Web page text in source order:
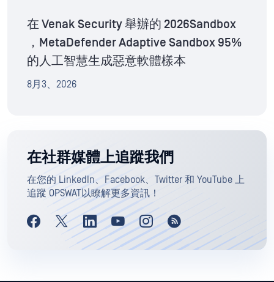
在 Venak Security 舉辦的 2026Sandbox
，MetaDefender Adaptive Sandbox 95%
的人工智慧生成惡意軟體樣本
8月3、2026
在社群媒體上追蹤我們
在您的 LinkedIn、Facebook、Twitter 和 YouTube 上
追蹤 OPSWAT以瞭解更多資訊！